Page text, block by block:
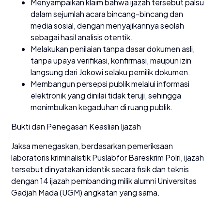
dalam sejumlah acara bincang-bincang dan
media sosial, dengan menyajikannya seolah
sebagai hasil analisis otentik.
Melakukan penilaian tanpa dasar dokumen asli,
tanpa upaya verifikasi, konfirmasi, maupun izin
langsung dari Jokowi selaku pemilik dokumen.
Membangun persepsi publik melalui informasi
elektronik yang dinilai tidak teruji, sehingga
menimbulkan kegaduhan di ruang publik.
Bukti dan Penegasan Keaslian Ijazah
Jaksa menegaskan, berdasarkan pemeriksaan
laboratoris kriminalistik Puslabfor Bareskrim Polri, ijazah
tersebut dinyatakan identik secara fisik dan teknis
dengan 14 ijazah pembanding milik alumni Universitas
Gadjah Mada (UGM) angkatan yang sama.